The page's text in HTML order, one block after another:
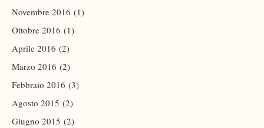
Novembre 2016 (1)
Ottobre 2016 (1)
Aprile 2016 (2)
Marzo 2016 (2)
Febbraio 2016 (3)
Agosto 2015 (2)
Giugno 2015 (2)